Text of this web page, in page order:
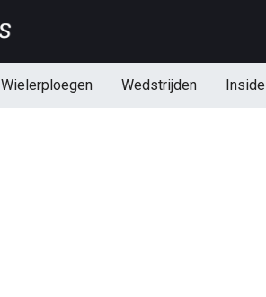
Wielerploegen Wedstrijden Inside